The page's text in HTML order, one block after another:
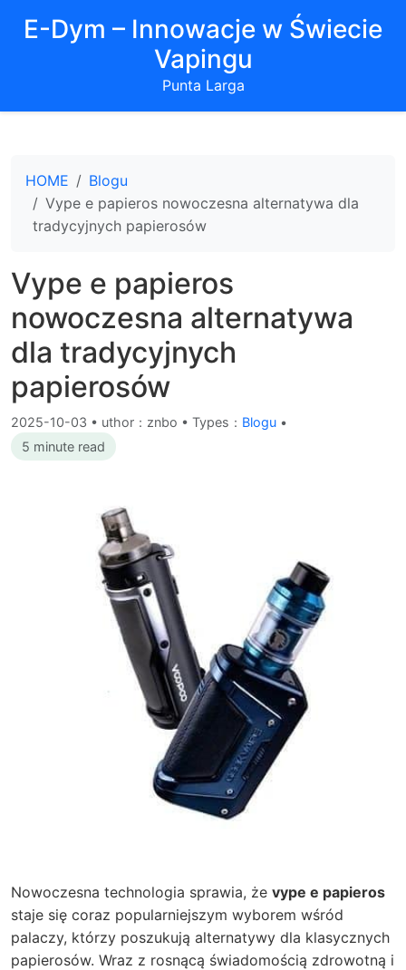
E-Dym – Innowacje w Świecie
Vapingu
Punta Larga
HOME
Blogu
Vype e papieros nowoczesna alternatywa dla
tradycyjnych papierosów
Vype e papieros
nowoczesna alternatywa
dla tradycyjnych
papierosów
2025-10-03 • uthor：znbo • Types： Blogu •
5 minute read
Nowoczesna technologia sprawia, że vype e papieros
staje się coraz popularniejszym wyborem wśród
palaczy, którzy poszukują alternatywy dla klasycznych
papierosów. Wraz z rosnącą świadomością zdrowotną i